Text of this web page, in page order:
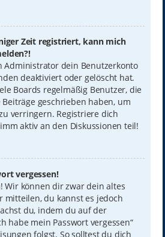
Zeit registriert, kann mich
Administrator dein Benutzerkonto
deaktiviert oder gelöscht hat.
Boards regelmäßig Benutzer, die
geschrieben haben, um
verringern. Registriere dich
aktiv an den Diskussionen teil!
vergessen!
Wir können dir zwar dein altes
mitteilen, du kannst es jedoch
du, indem du auf der
habe mein Passwort vergessen“
folgst. So solltest du dich